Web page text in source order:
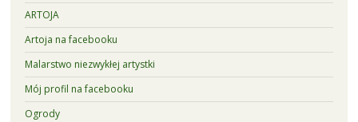
ARTOJA
Artoja na facebooku
Malarstwo niezwykłej artystki
Mój profil na facebooku
Ogrody